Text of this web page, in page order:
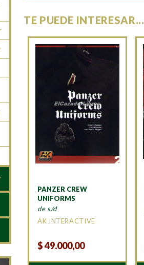
TE PUEDE INTERESAR...
PANZER CREW
UNIFORMS
de s/d
AK INTERACTIVE
$49.000,00